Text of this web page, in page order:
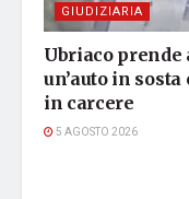
GIUDIZIARIA
Ubriaco prende
un’auto in
in carcere
5 AGOSTO 2026